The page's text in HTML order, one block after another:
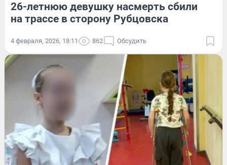
26-летнюю девушку насмерть сбили
на трассе в сторону Рубцовска
4 февраля, 2026, 18:11 862 Обсудить